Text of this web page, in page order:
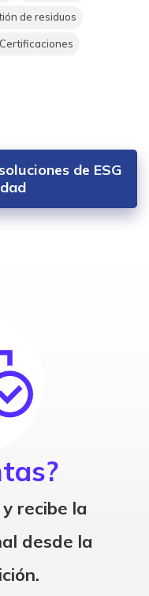
de residuos
Certificaciones
de ESG
recibe la
desde la